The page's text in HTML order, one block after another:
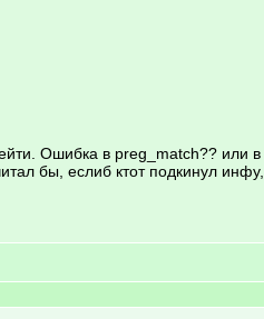
Ошибка в preg_match?? или
бы, еслиб ктот подкинул